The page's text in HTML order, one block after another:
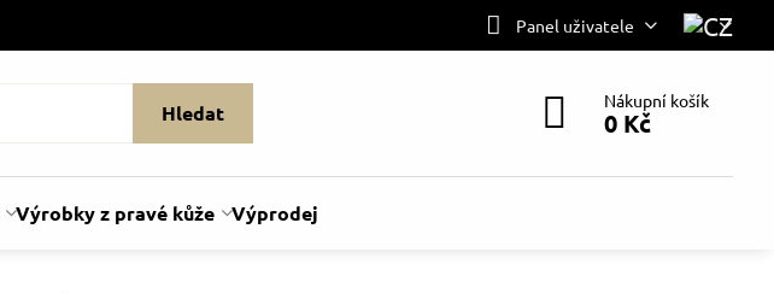
Panel uživatele
Hledat Nákupní košík
0 Kč
Výrobky z pravé kůže Výprodej